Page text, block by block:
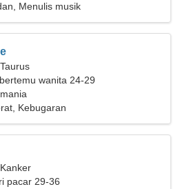
Menulis musik
wanita 24-29
Kebugaran
pacar 29-36